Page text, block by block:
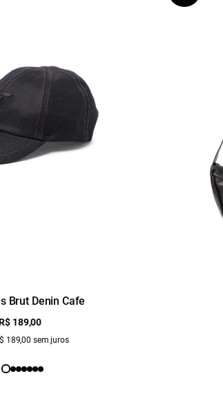
Brut Denin Cafe
189,00
189,00 sem juros